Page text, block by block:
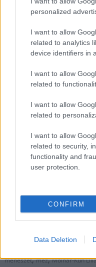
personalized
I want to allow
related to analytics
device identifiers in
I want to allow
related to
I want to allow
related to
I want to allow
related to security,
functionality and
user protection.
CONFIRM
Data Deletion
Mérföldkőhöz
méhészek
valóban mérföldkőnek
méhészet,méz,Molnár-Kun